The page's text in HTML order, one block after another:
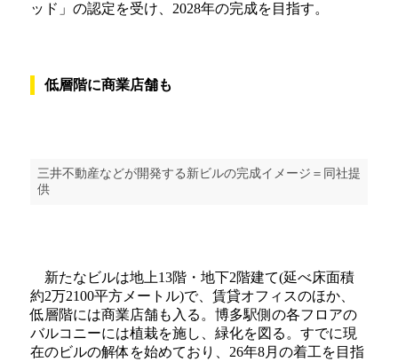
ッド」の認定を受け、2028年の完成を目指す。
低層階に商業店舗も
三井不動産などが開発する新ビルの完成イメージ＝同社提
供
新たなビルは地上13階・地下2階建て(延べ床面積
約2万2100平方メートル)で、賃貸オフィスのほか、
低層階には商業店舗も入る。博多駅側の各フロアの
バルコニーには植栽を施し、緑化を図る。すでに現
在のビルの解体を始めており、26年8月の着工を目指